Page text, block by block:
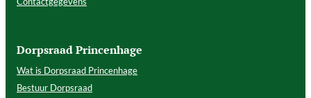
Dorpsraad Princenhage
Wat is Dorpsraad Princenhage
Bestuur Dorpsraad